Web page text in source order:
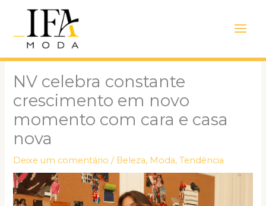
conteúdo
Menu
NV celebra constante
crescimento em novo
momento com cara e casa
nova
Deixe um comentário / Beleza, Moda,Tendência